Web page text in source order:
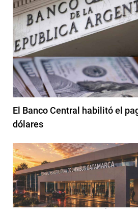
El Banco Central habilitó el
dólares